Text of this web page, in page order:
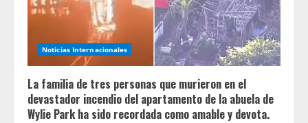
Noticias Internacionales
La familia de tres personas que murieron en el
devastador incendio del apartamento de la abuela de
Wylie Park ha sido recordada como amable y devota.